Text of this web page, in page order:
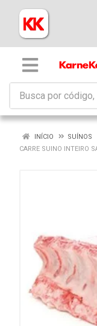
INÍCIO SUÍNOS
CARRE SUINO INTEIRO